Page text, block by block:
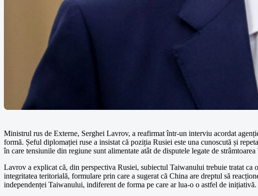
Ministrul rus de Externe, Serghei Lavrov, a reafirmat într-un interviu acordat
formă. Șeful diplomației ruse a insistat că poziția Rusiei este una cunoscută și
în care tensiunile din regiune sunt alimentate atât de disputele legate de
Lavrov a explicat că, din perspectiva Rusiei, subiectul Taiwanului trebuie tratat ca
integritatea teritorială, formulare prin care a sugerat că China are dreptul să
independenței Taiwanului, indiferent de forma pe care ar lua-o o astfel de inițiativă.